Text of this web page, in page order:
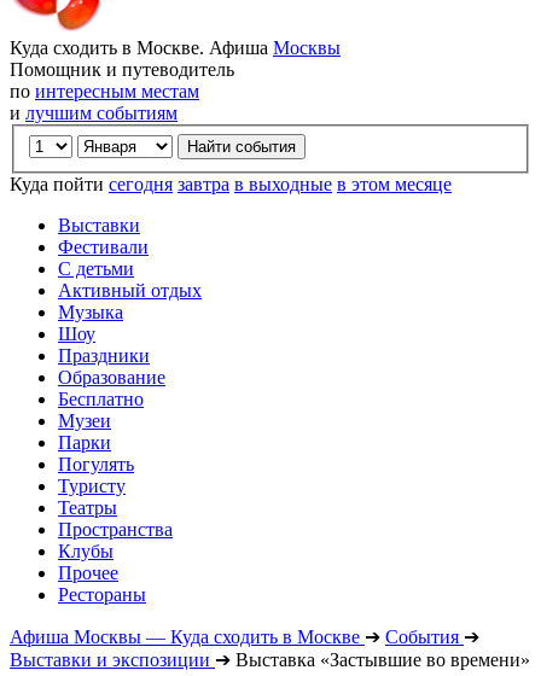
Куда сходить в Москве. Афиша Москвы
Помощник и путеводитель
по интересным местам
и лучшим событиям
Куда пойти сегодня завтра в выходные в этом месяце
Выставки
Фестивали
С детьми
Активный отдых
Музыка
Шоу
Праздники
Образование
Бесплатно
Музеи
Парки
Погулять
Туристу
Театры
Пространства
Клубы
Прочее
Рестораны
Афиша Москвы — Куда сходить в Москве ➔ События ➔
Выставки и экспозиции ➔ Выставка «Застывшие во времени»